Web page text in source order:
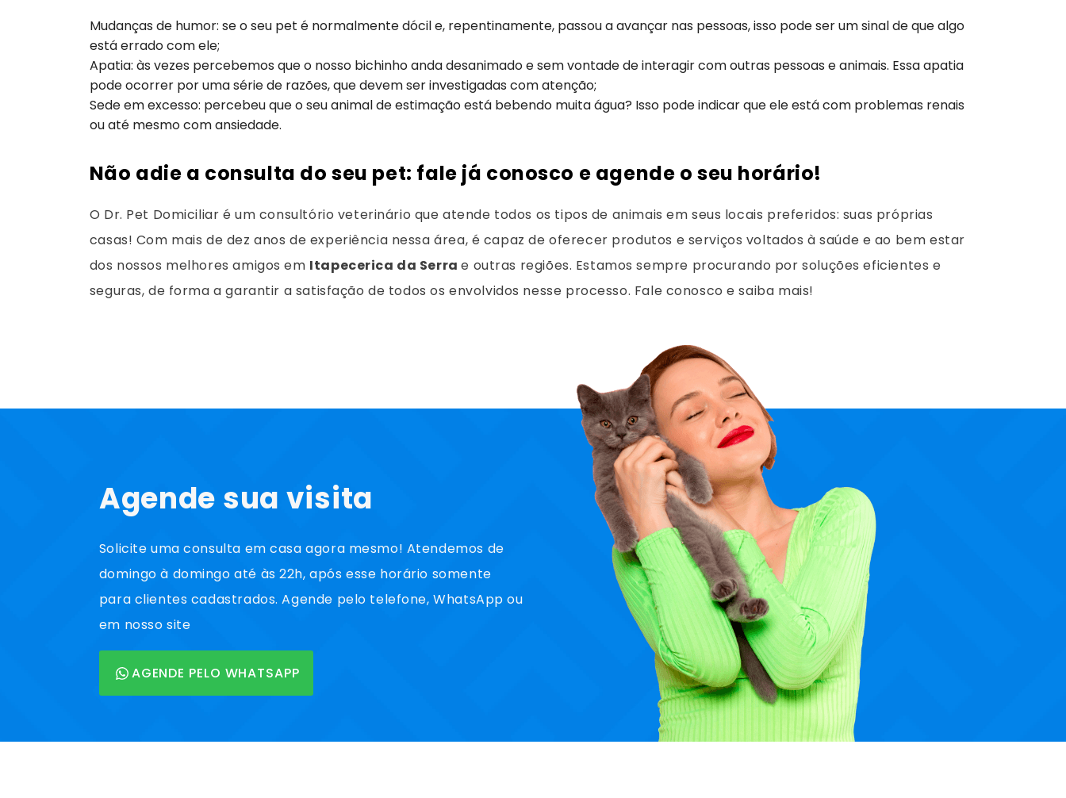
Mudanças de humor: se o seu pet é normalmente dócil e, repentinamente, passou a avançar nas pessoas, isso pode ser um sinal de que algo
está errado com ele;
Apatia: às vezes percebemos que o nosso bichinho anda desanimado e sem vontade de interagir com outras pessoas e animais. Essa apatia
pode ocorrer por uma série de razões, que devem ser investigadas com atenção;
Sede em excesso: percebeu que o seu animal de estimação está bebendo muita água? Isso pode indicar que ele está com problemas renais
ou até mesmo com ansiedade.
Não adie a consulta do seu pet: fale já conosco e agende o seu horário!
O Dr. Pet Domiciliar é um consultório veterinário que atende todos os tipos de animais em seus locais preferidos: suas próprias
casas! Com mais de dez anos de experiência nessa área, é capaz de oferecer produtos e serviços voltados à saúde e ao bem estar
dos nossos melhores amigos em Itapecerica da Serrae outras regiões. Estamos sempre procurando por soluções eficientes e
seguras, de forma a garantir a satisfação de todos os envolvidos nesse processo. Fale conosco e saiba mais!
Agende sua visita
Solicite uma consulta em casa agora mesmo! Atendemos de
domingo à domingo até às 22h, após esse horário somente
para clientes cadastrados. Agende pelo telefone, WhatsApp ou
em nosso site
AGENDE PELO WHATSAPP